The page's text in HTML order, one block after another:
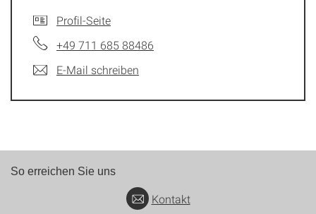
Profil-Seite
+49 711 685 88486
E-Mail schreiben
So erreichen Sie uns
Kontakt